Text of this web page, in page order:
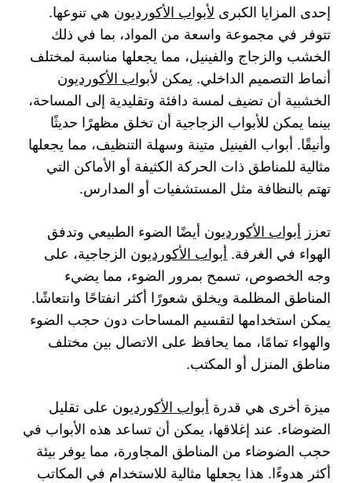
إحدى المزايا الكبرى لأبواب الأكورديون هي تنوعها.
تتوفر في مجموعة واسعة من المواد، بما في ذلك
الخشب والزجاج والفينيل، مما يجعلها مناسبة لمختلف
أنماط التصميم الداخلي. يمكن لأبواب الأكورديون
الخشبية أن تضيف لمسة دافئة وتقليدية إلى المساحة،
بينما يمكن للأبواب الزجاجية أن تخلق مظهرًا حديثًا
وأنيقًا. أبواب الفينيل متينة وسهلة التنظيف، مما يجعلها
مثالية للمناطق ذات الحركة الكثيفة أو الأماكن التي
تهتم بالنظافة مثل المستشفيات أو المدارس.
تعزز أبواب الأكورديون أيضًا الضوء الطبيعي وتدفق
الهواء في الغرفة. أبواب الأكورديون الزجاجية، على
وجه الخصوص، تسمح بمرور الضوء، مما يضيء
المناطق المظلمة ويخلق شعورًا أكثر انفتاحًا وانتعاشًا.
يمكن استخدامها لتقسيم المساحات دون حجب الضوء
والهواء تمامًا، مما يحافظ على الاتصال بين مختلف
مناطق المنزل أو المكتب.
ميزة أخرى هي قدرة أبواب الأكورديون على تقليل
الضوضاء. عند إغلاقها، يمكن أن تساعد هذه الأبواب في
حجب الضوضاء من المناطق المجاورة، مما يوفر بيئة
أكثر هدوءًا. هذا يجعلها مثالية للاستخدام في المكاتب